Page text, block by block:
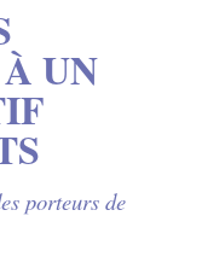
UN
porteurs de